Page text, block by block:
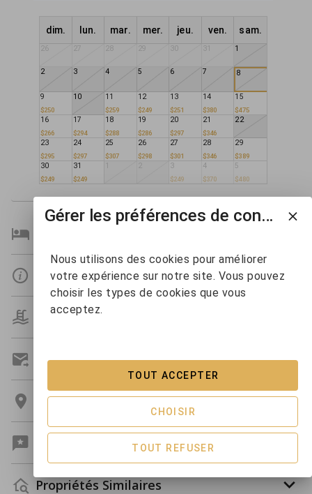
dim. lun. mar. mer. jeu. ven. sam.
26 27 28 29 30 31 1
2 3 4 5 6 7 8
9
$250
10 11
$259
12
$249
13
$251
14
$380
15
$475
16
$266
17
$294
18
$288
19
$286
20
$297
21
$346
22
23
$295
24
$297
25
$307
26
$298
27
$301
28
$346
29
$389
30
$249
31
$249
1 2 3
$249
4
$370
5
$480
Détails
Détails
Demandez Un Devis
Emplacement
Propriétés Similaires
Gérer les préférences de consentement
Nous utilisons des cookies pour améliorer
votre expérience sur notre site. Vous pouvez
choisir les types de cookies que vous
acceptez.
TOUT REFUSER
CHOISIR
TOUT ACCEPTER